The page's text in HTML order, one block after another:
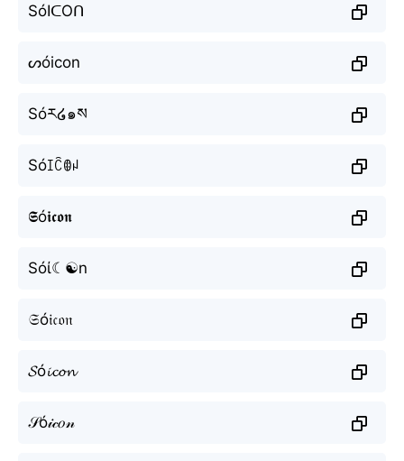
SóIᑕOᑎ
ᔕóicon
Sóར໒๑ས
Sóꀤꉓꂦꈤ
𝕾ó𝖎𝖈𝖔𝖓
Sóί☾☯n
𝔖ó𝔦𝔠𝔬𝔫
𝓢ó𝓲𝓬𝓸𝓷
𝒮ó𝒾𝒸𝑜𝓃